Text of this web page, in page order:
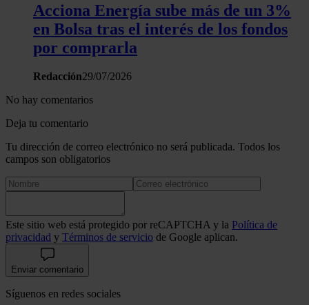
Acciona Energía sube más de un 3%
en Bolsa tras el interés de los fondos
por comprarla
Redacción29/07/2026
No hay comentarios
Deja tu comentario
Tu dirección de correo electrónico no será publicada. Todos los
campos son obligatorios
Este sitio web está protegido por reCAPTCHA y la Política de
privacidad y Términos de servicio de Google aplican.
Enviar comentario
Síguenos en redes sociales